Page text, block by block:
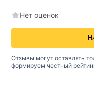
Нет оценок
Отзывы могут оставлять
формируем честный